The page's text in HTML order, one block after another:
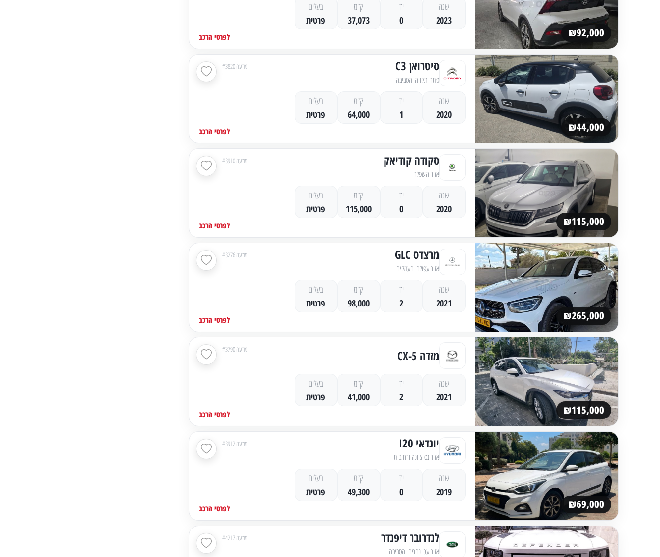
₪92,000
שנה
2023
יד
0
ק״מ
37,073
בעלים
פרטית
לפרטי הרכב
₪44,000
סיטרואן C3
פתח תקווה והסביבה
מודעה #3820
שנה
2020
יד
1
ק״מ
64,000
בעלים
פרטית
לפרטי הרכב
₪115,000
סקודה קודיאק
אזור השפלה
מודעה #3910
שנה
2020
יד
0
ק״מ
115,000
בעלים
פרטית
לפרטי הרכב
₪265,000
מרצדס GLC
אזור עפולה והעמקים
מודעה #3276
שנה
2021
יד
2
ק״מ
98,000
בעלים
פרטית
לפרטי הרכב
₪115,000
מזדה CX-5 מודעה #3790
שנה
2021
יד
2
ק״מ
41,000
בעלים
פרטית
לפרטי הרכב
₪69,000
יונדאי I20
אזור נס ציונה ורחובות
מודעה #3912
שנה
2019
יד
0
ק״מ
49,300
בעלים
פרטית
לפרטי הרכב
לנדרובר דיפנדר
אזור עכו נהריה והסביבה
מודעה #4217